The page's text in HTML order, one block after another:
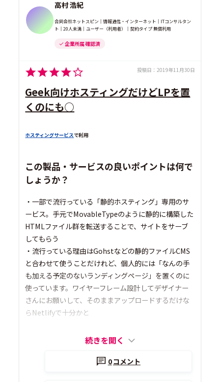
高村 浩紀
合同会社ネットスピン｜情報通信・インターネット｜ITコンサルタン
ト｜20人未満｜ユーザー（利用者）｜契約タイプ 無償利用
企業所属 確認済
投稿日： 2019年11月30日
Geek向けホスティングだけどLPを置
くのにも○
ホスティングサービスで利用
この製品・サービスの良いポイントは何で
しょうか？
・一部で流行っている「静的ホスティング」専用のサ
ービス。手元でMovableTypeのように静的に構築した
HTMLファイル群を転送することで、サイトをサーブ
してもらう
・流行っている理由はGohstなどの静的ファイルCMS
と合わせて使うことだけれど、個人的には「なんの手
も加える予定のないランディングページ」を置くのに
使っています。ワイヤーフレーム設計してデザイナー
さんにお願いして、そのままアップロードするだけな
らNetlifyで十分かと
続きを開く
0コメント